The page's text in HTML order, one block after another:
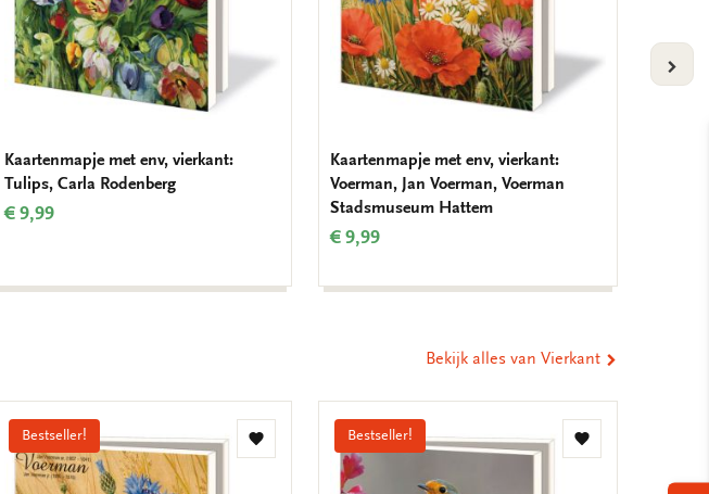
Kaartenmapje met env, vierkant:
Tulips, Carla Rodenberg
€ 9,99
Kaartenmapje met env, vierkant:
Voerman, Jan Voerman, Voerman
Stadsmuseum Hattem
€ 9,99
Bekijk alles van Vierkant
Bestseller!
Toevoegen
Bestseller!
Toevoegen